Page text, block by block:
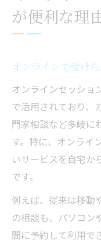
が便利な理
オンラインで受け
オンラインセッショ
で活用されており、
門家相談など多岐に
す。特に、オンライ
いサービスを自宅か
です。
例えば、従来は移動
の相談も、パソコン
間に予約して利用で